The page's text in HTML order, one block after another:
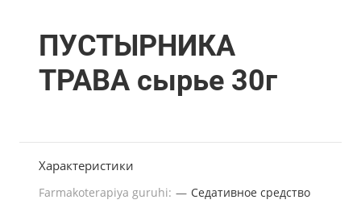
ПУСТЫРНИКА
ТРАВА сырье 30г
Характеристики
Farmakoterapiya guruhi: — Седативное средство